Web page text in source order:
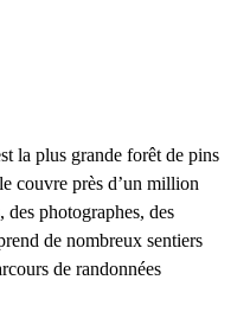
la plus grande forêt de pins
couvre près d’un million
des photographes, des
de nombreux sentiers
de randonnées